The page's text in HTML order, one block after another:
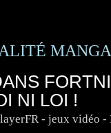
NI LOI !
- jeux vidéo -